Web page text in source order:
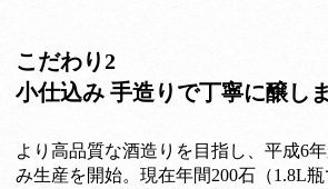
こだわり2
小仕込み 手造りで丁寧に醸し
より高品質な酒造りを目指し、平成6
み生産を開始。現在年間200石（1.8L